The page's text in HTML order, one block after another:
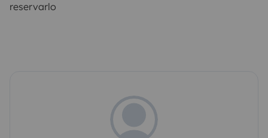
reservarlo